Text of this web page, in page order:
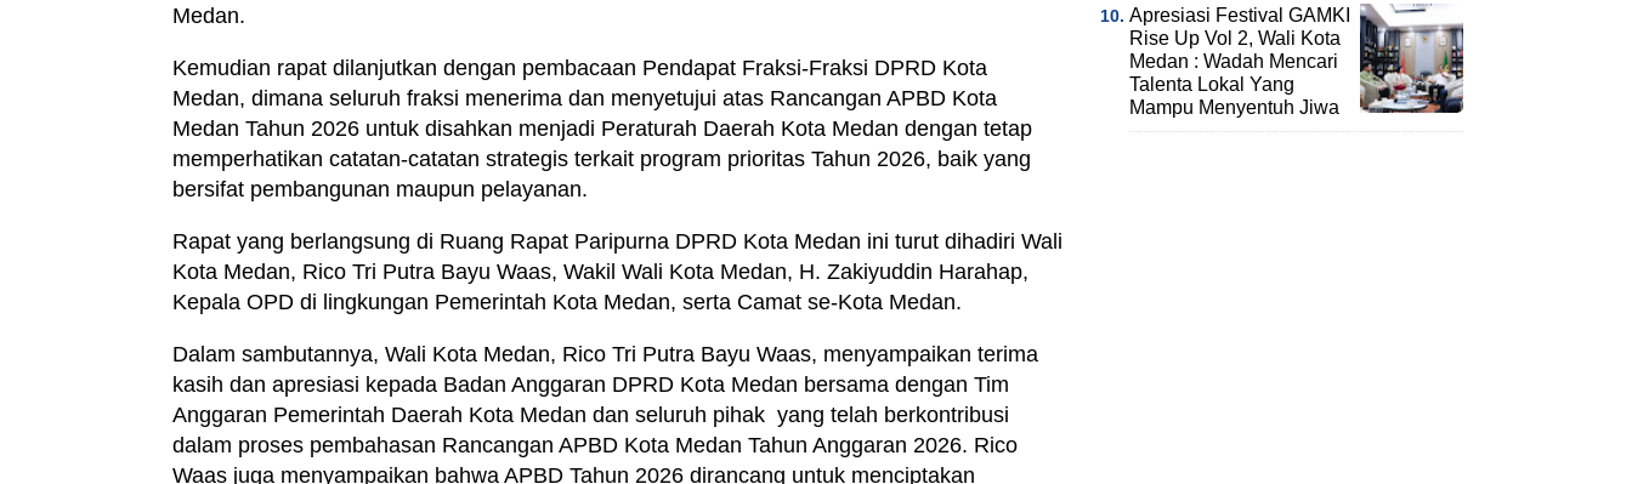
Medan.
Kemudian rapat dilanjutkan dengan pembacaan Pendapat Fraksi-Fraksi DPRD Kota
Medan, dimana seluruh fraksi menerima dan menyetujui atas Rancangan APBD Kota
Medan Tahun 2026 untuk disahkan menjadi Peraturah Daerah Kota Medan dengan tetap
memperhatikan catatan-catatan strategis terkait program prioritas Tahun 2026, baik yang
bersifat pembangunan maupun pelayanan.
Rapat yang berlangsung di Ruang Rapat Paripurna DPRD Kota Medan ini turut dihadiri Wali
Kota Medan, Rico Tri Putra Bayu Waas, Wakil Wali Kota Medan, H. Zakiyuddin Harahap,
Kepala OPD di lingkungan Pemerintah Kota Medan, serta Camat se-Kota Medan.
Dalam sambutannya, Wali Kota Medan, Rico Tri Putra Bayu Waas, menyampaikan terima
kasih dan apresiasi kepada Badan Anggaran DPRD Kota Medan bersama dengan Tim
Anggaran Pemerintah Daerah Kota Medan dan seluruh pihak yang telah berkontribusi
dalam proses pembahasan Rancangan APBD Kota Medan Tahun Anggaran 2026. Rico
Waas juga menyampaikan bahwa APBD Tahun 2026 dirancang untuk menciptakan
Apresiasi Festival GAMKI
Rise Up Vol 2, Wali Kota
Medan : Wadah Mencari
Talenta Lokal Yang
Mampu Menyentuh Jiwa